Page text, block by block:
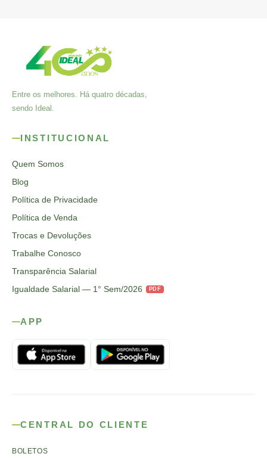
Entre os melhores. Há quatro décadas,
sendo Ideal.
INSTITUCIONAL
Quem Somos
Blog
Política de Privacidade
Política de Venda
Trocas e Devoluções
Trabalhe Conosco
Transparência Salarial
Igualdade Salarial — 1° Sem/2026
PDF
APP
CENTRAL DO CLIENTE
BOLETOS